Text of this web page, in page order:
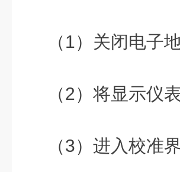
（1）关闭电子地
（2）将显示仪表
（3）进入校准界